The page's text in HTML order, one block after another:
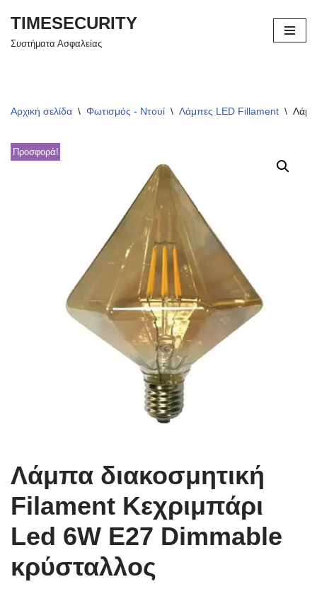
Μεταπηδήστε
TIMESECURITY
Συστήματα Ασφαλείας
Αρχική σελίδα \ Φωτισμός - Ντουί \ Λάμπες LED Fillament \
Προσφορά!
Λάμπα διακοσμητική
Filament Κεχριμπάρι
Led 6W E27 Dimmable
κρύσταλλος